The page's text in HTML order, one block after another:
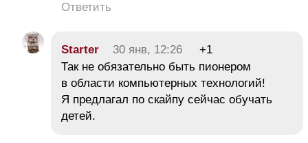
Ответить
Starter 30 янв, 12:26
+1
Так не обязательно быть пионером
в области компьютерных технологий!
Я предлагал по скайпу сейчас обучать
детей.